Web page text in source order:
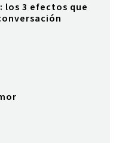
los 3 efectos que